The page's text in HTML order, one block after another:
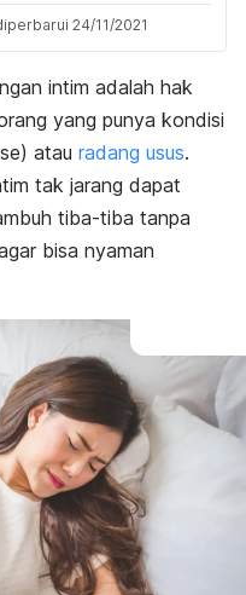
24/11/2021
intim adalah hak
yang punya kondisi
) atau radang usus.
tak jarang dapat
tiba-tiba tanpa
bisa nyaman